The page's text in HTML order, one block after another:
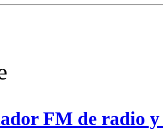
FM de radio y